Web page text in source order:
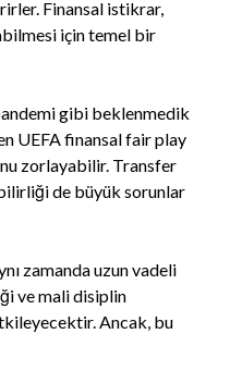
Finansal istikrar,
için temel bir
gibi beklenmedik
UEFA finansal fair play
zorlayabilir. Transfer
de büyük sorunlar
zamanda uzun vadeli
ve mali disiplin
Ancak, bu